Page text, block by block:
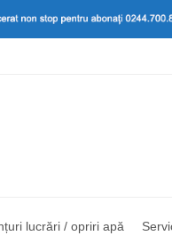
lucrări / opriri apă